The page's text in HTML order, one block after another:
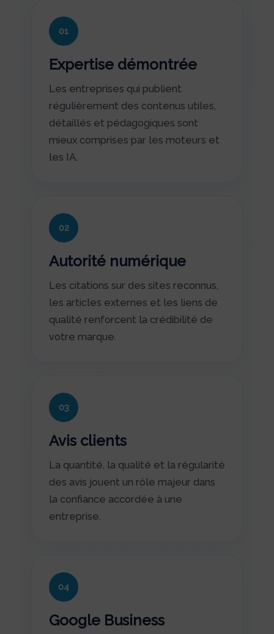
01
Expertise démontrée
Les entreprises qui publient
régulièrement des contenus utiles,
détaillés et pédagogiques sont
mieux comprises par les moteurs et
les IA.
02
Autorité numérique
Les citations sur des sites reconnus,
les articles externes et les liens de
qualité renforcent la crédibilité de
votre marque.
03
Avis clients
La quantité, la qualité et la régularité
des avis jouent un rôle majeur dans
la confiance accordée à une
entreprise.
04
Google Business